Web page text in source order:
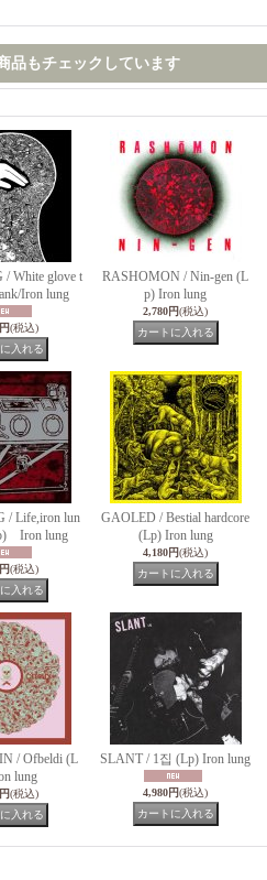
品もチェックしています
White glove t
Iron lung
(税込)
RASHOMON / Nin​-gen (L
p) Iron lung
2,780円(税込)
/ Life,iron lun
Iron lung
(税込)
GAOLED / Bestial hardcore
(Lp) Iron lung
4,180円(税込)
/ Ofbeldi (L
lung
(税込)
SLANT / 1집 (Lp) Iron lung
4,980円(税込)